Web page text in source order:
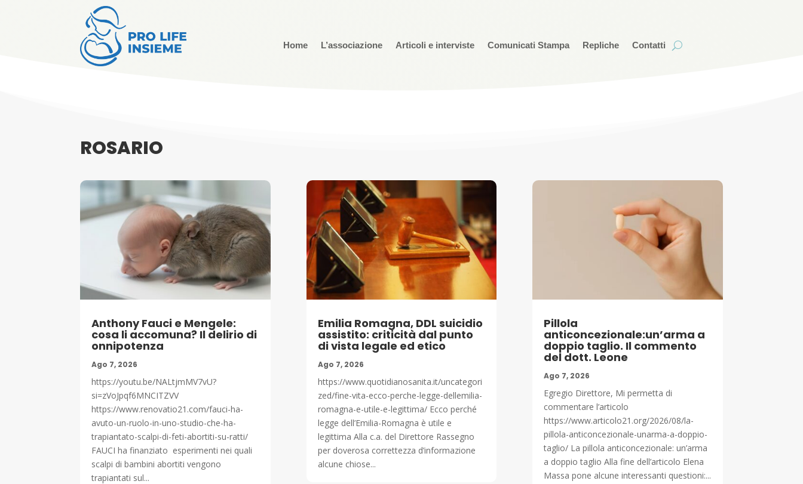
Home L’associazione Articoli e interviste Comunicati Stampa Repliche Contatti
ROSARIO
Anthony Fauci e Mengele:
cosa li accomuna? Il delirio di
onnipotenza
Ago 7, 2026
https://youtu.be/NALtjmMV7vU?
si=zVoJpqf6MNCITZVV
https://www.renovatio21.com/fauci-ha-
avuto-un-ruolo-in-uno-studio-che-ha-
trapiantato-scalpi-di-feti-abortiti-su-ratti/
FAUCI ha finanziato esperimenti nei quali
scalpi di bambini abortiti vengono
trapiantati sul...
Emilia Romagna, DDL suicidio
assistito: criticità dal punto
di vista legale ed etico
Ago 7, 2026
https://www.quotidianosanita.it/uncategori
zed/fine-vita-ecco-perche-legge-dellemilia-
romagna-e-utile-e-legittima/ Ecco perché
legge dell’Emilia-Romagna è utile e
legittima Alla c.a. del Direttore Rassegno
per doverosa correttezza d’informazione
alcune chiose...
Pillola
anticoncezionale:un’arma a
doppio taglio. Il commento
del dott. Leone
Ago 7, 2026
Egregio Direttore, Mi permetta di
commentare l’articolo
https://www.articolo21.org/2026/08/la-
pillola-anticoncezionale-unarma-a-doppio-
taglio/ La pillola anticoncezionale: un’arma
a doppio taglio Alla fine dell’articolo Elena
Massa pone alcune interessanti questioni:...